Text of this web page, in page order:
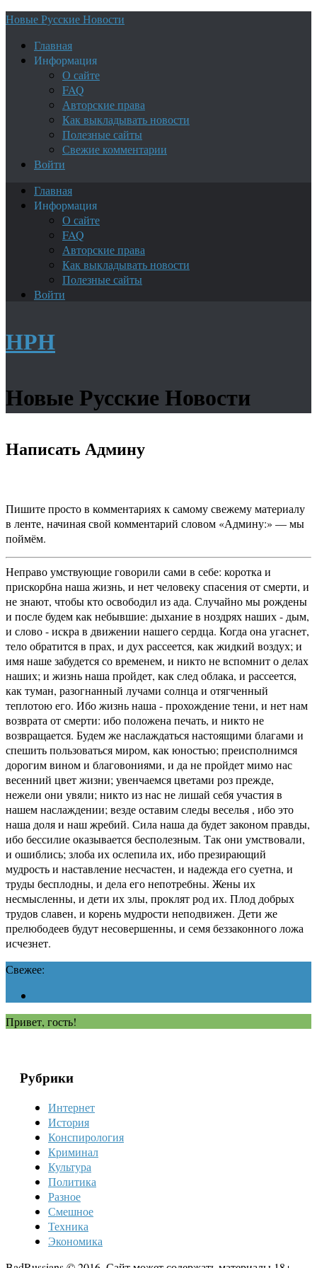
Новые Русские Новости
Главная
Информация
О сайте
FAQ
Авторские права
Как выкладывать новости
Полезные сайты
Свежие комментарии
Войти
Главная
Информация
О сайте
FAQ
Авторские права
Как выкладывать новости
Полезные сайты
Войти
НРН
Новые Русские Новости
Написать Админу
Пишите просто в комментариях к самому свежему материалу
в ленте, начиная свой комментарий словом «Админу:» — мы
поймём.
Неправо умствующие говорили сами в себе: коротка и
прискорбна наша жизнь, и нет человеку спасения от смерти, и
не знают, чтобы кто освободил из ада. Случайно мы рождены
и после будем как небывшие: дыхание в ноздрях наших - дым,
и слово - искра в движении нашего сердца. Когда она угаснет,
тело обратится в прах, и дух рассеется, как жидкий воздух; и
имя наше забудется со временем, и никто не вспомнит о делах
наших; и жизнь наша пройдет, как след облака, и рассеется,
как туман, разогнанный лучами солнца и отягченный
теплотою его. Ибо жизнь наша - прохождение тени, и нет нам
возврата от смерти: ибо положена печать, и никто не
возвращается. Будем же наслаждаться настоящими благами и
спешить пользоваться миром, как юностью; преисполнимся
дорогим вином и благовониями, и да не пройдет мимо нас
весенний цвет жизни; увенчаемся цветами роз прежде,
нежели они увяли; никто из нас не лишай себя участия в
нашем наслаждении; везде оставим следы веселья , ибо это
наша доля и наш жребий. Сила наша да будет законом правды,
ибо бессилие оказывается бесполезным. Так они умствовали,
и ошиблись; злоба их ослепила их, ибо презирающий
мудрость и наставление несчастен, и надежда его суетна, и
труды бесплодны, и дела его непотребны. Жены их
несмысленны, и дети их злы, проклят род их. Плод добрых
трудов славен, и корень мудрости неподвижен. Дети же
прелюбодеев будут несовершенны, и семя беззаконного ложа
исчезнет.
Свежее:
Привет, гость!
Рубрики
Интернет
История
Конспирология
Криминал
Культура
Политика
Разное
Смешное
Техника
Экономика